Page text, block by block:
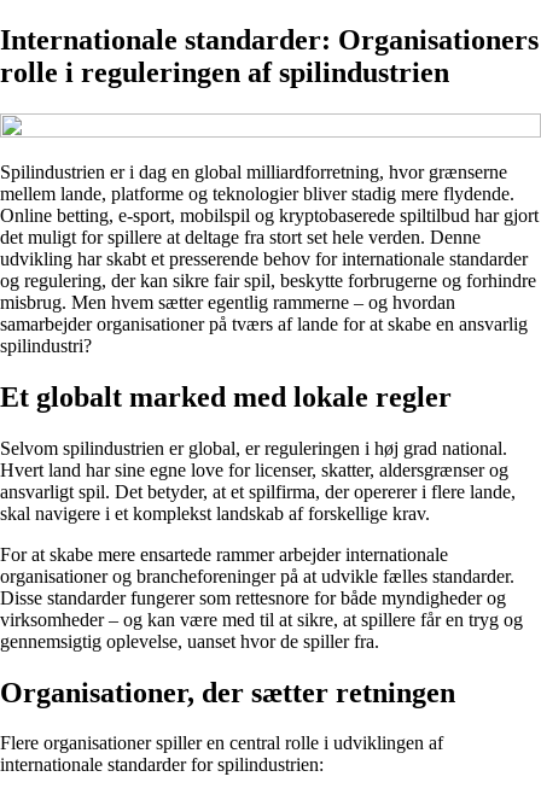
Internationale standarder: Organisationers
rolle i reguleringen af spilindustrien
Spilindustrien er i dag en global milliardforretning, hvor grænserne
mellem lande, platforme og teknologier bliver stadig mere flydende.
Online betting, e-sport, mobilspil og kryptobaserede spiltilbud har gjort
det muligt for spillere at deltage fra stort set hele verden. Denne
udvikling har skabt et presserende behov for internationale standarder
og regulering, der kan sikre fair spil, beskytte forbrugerne og forhindre
misbrug. Men hvem sætter egentlig rammerne – og hvordan
samarbejder organisationer på tværs af lande for at skabe en ansvarlig
spilindustri?
Et globalt marked med lokale regler
Selvom spilindustrien er global, er reguleringen i høj grad national.
Hvert land har sine egne love for licenser, skatter, aldersgrænser og
ansvarligt spil. Det betyder, at et spilfirma, der opererer i flere lande,
skal navigere i et komplekst landskab af forskellige krav.
For at skabe mere ensartede rammer arbejder internationale
organisationer og brancheforeninger på at udvikle fælles standarder.
Disse standarder fungerer som rettesnore for både myndigheder og
virksomheder – og kan være med til at sikre, at spillere får en tryg og
gennemsigtig oplevelse, uanset hvor de spiller fra.
Organisationer, der sætter retningen
Flere organisationer spiller en central rolle i udviklingen af
internationale standarder for spilindustrien: